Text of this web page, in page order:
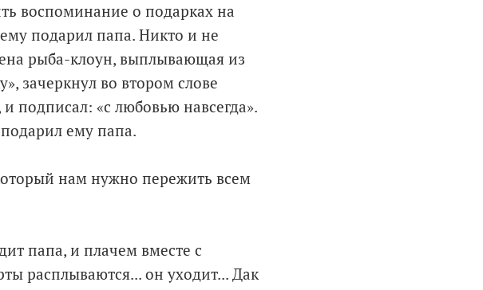
воспоминание о подарках на
подарил папа. Никто и не
рыба-клоун, выплывающая из
зачеркнул во втором слове
подписал: «с любовью навсегда».
ему папа.
нам нужно пережить всем
папа, и плачем вместе с
расплываются... он уходит... Дак